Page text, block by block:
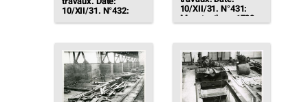
10/XII/31. N°432:
Pupitre groupe 4.-
de la salle des
machines, en cours
d'exécution"
10/XII/31. N°431:
Manutention.- 1728.-
Grue APPLEVAGE en